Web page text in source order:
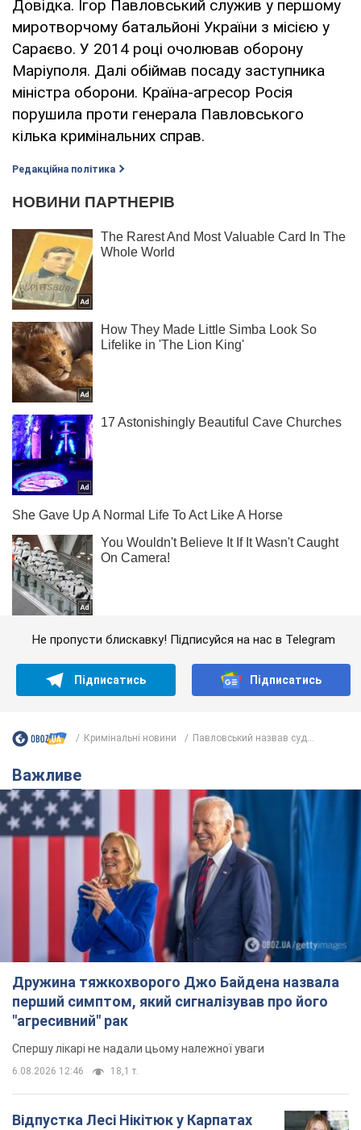
Довідка. Ігор Павловський служив у першому
миротворчому батальйоні України з місією у
Сараєво. У 2014 році очолював оборону
Маріуполя. Далі обіймав посаду заступника
міністра оборони. Країна-агресор Росія
порушила проти генерала Павловського
кілька кримінальних справ.
Редакційна політика
Не пропусти блискавку! Підписуйся на нас в Telegram
Підписатись Підписатись
Кримінальні новини Павловський назвав суд...
Важливе
Дружина тяжкохворого Джо Байдена назвала
перший симптом, який сигналізував про його
"агресивний" рак
Спершу лікарі не надали цьому належної уваги
6.08.2026 12:46 18,1 т.
Відпустка Лесі Нікітюк у Карпатах